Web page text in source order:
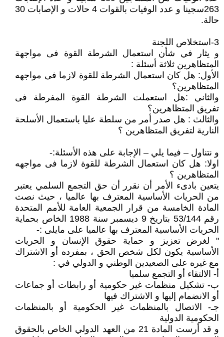
263سجينا و عدد الوفيات بالقوات 4 حالات و الإصابات 30
حالة.
3-استخلاص اللجنة
و يثار في شأن استعمال الشرطة القوة فى مواجهة
المتظاهرين ثلاثة أسئلة :
الأول: هل كان استعمال الشرطة للقوة لازما فى مواجهه
المتظاهرين؟
والثاني :هل استعملت الشرطة القوة المفرطة فى
تفريق المتظاهرين؟
والثالث : هل صدر أمر من سلطة عليا باستعمال الأسلحة
النارية لتفريق المتظاهرين ؟
و نتناول – فيما يلي – الإجابة على هذه الأسئلة:-
اولا: هل كان استعمال الشرطة للقوة لازما فى مواجهه
المتظاهرين ؟
يتعين بادىء الأمر أن نقرر أن حق التجمع السلمي يعتبر
من الحريات الأساسية المعترف بها عالميا ، حيث نصت
المادة الخامسة من قرار الجمعية العامة للأمم المتحدة
رقم 53/144 بتاريخ 9 ديسمبر سنة 1988 الخاص بحماية
الحريات الأساسية المعترف بها عالميا على مايلى :-
" لغرض تعزيز و حماية حقوق الإنسان و الحريات
الأساسية يكون لكل شخص الحق ، بمفرده أو الاشتراك
مع غيره على الصعيدين الوطني و الدولي في :
أ- الالتقاء أو التجمع سلميا
ب- تشكيل منظمات غير حكومية أو رابطات أو جماعات
أو الانضمام إليها و الاشتراك فيها
جـ- الاتصال بالمنظمات غير الحكومية أو بالمنظمات
الحكومية الدولية
و قد أرست المادة 21 من العهد الدولي الخاص بالحقوق